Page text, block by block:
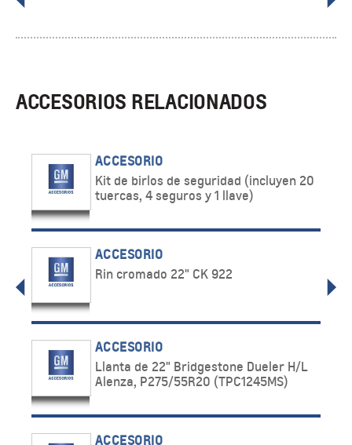
ACCESORIOS RELACIONADOS
ACCESORIO
Kit de birlos de seguridad (incluyen 20
tuercas, 4 seguros y 1 llave)
ACCESORIO
Rin cromado 22" CK 922
ACCESORIO
Llanta de 22" Bridgestone Dueler H/L
Alenza, P275/55R20 (TPC1245MS)
ACCESORIO